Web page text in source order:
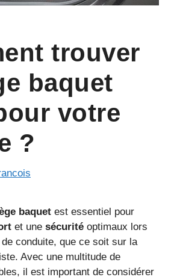
trouver
baquet
votre
?
baquet est essentiel pour
et une sécurité optimaux lors
conduite, que ce soit sur la
Avec une multitude de
il est important de considérer